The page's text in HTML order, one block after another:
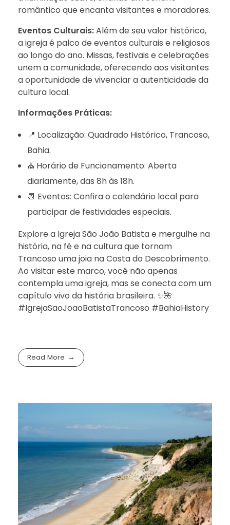
romântico que encanta visitantes e moradores.
Eventos Culturais:Além de seu valor histórico,
a igreja é palco de eventos culturais e religiosos
ao longo do ano. Missas, festivais e celebrações
unem a comunidade, oferecendo aos visitantes
a oportunidade de vivenciar a autenticidade da
cultura local.
Informações Práticas:
📍 Localização: Quadrado Histórico, Trancoso,
Bahia.
⛪️ Horário de Funcionamento: Aberta
diariamente, das 8h às 18h.
📆 Eventos: Confira o calendário local para
participar de festividades especiais.
Explore a Igreja São João Batista e mergulhe na
história, na fé e na cultura que tornam
Trancoso uma joia na Costa do Descobrimento.
Ao visitar este marco, você não apenas
contempla uma igreja, mas se conecta com um
capítulo vivo da história brasileira. ✨🌺
#IgrejaSaoJoaoBatistaTrancoso #BahiaHistory
Read More